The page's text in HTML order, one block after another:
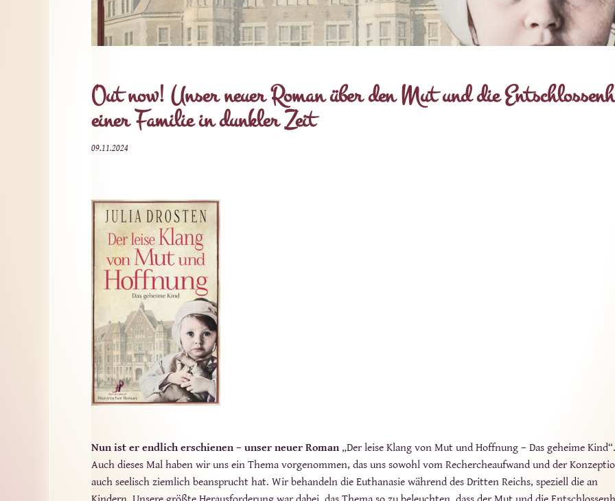
Out now! Unser neuer Roman über den Mut und die
einer Familie in dunkler Zeit
09.11.2024
Nun ist er endlich erschienen – unser neuer Roman„Der leise Klang von Mut und Hoffnung – Das geheime Kind“.
Auch dieses Mal haben wir uns ein Thema vorgenommen, das uns sowohl vom Rechercheaufwand und der
auch seelisch ziemlich beansprucht hat. Wir behandeln die Euthanasie während des Dritten Reichs, speziell die an